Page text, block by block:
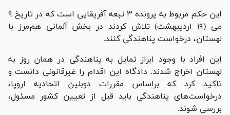
این حکم مربوط به پرونده ۳ تبعه آفریقایی است که در تاریخ ۹
می (۱۹ اردیبهشت) تلاش کردند در بخش آلمانی هم‌مرز با
لهستان، درخواست پناهندگی کنند.
این افراد با وجود ابراز تمایل به پناهندگی در همان روز به
لهستان اخراج شدند. دادگاه این اقدام را غیرقانونی دانست و
تاکید کرد که براساس مقررات دوبلین اتحادیه اروپا،
درخواست‌های پناهندگی باید قبل از تعیین کشور مسئول،
بررسی شوند.